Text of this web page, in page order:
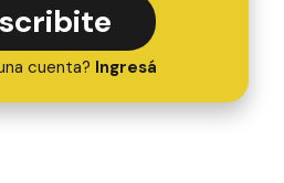
cuenta? Ingresá